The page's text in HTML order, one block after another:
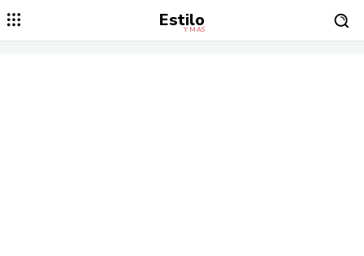
Estilo
Y MÁS